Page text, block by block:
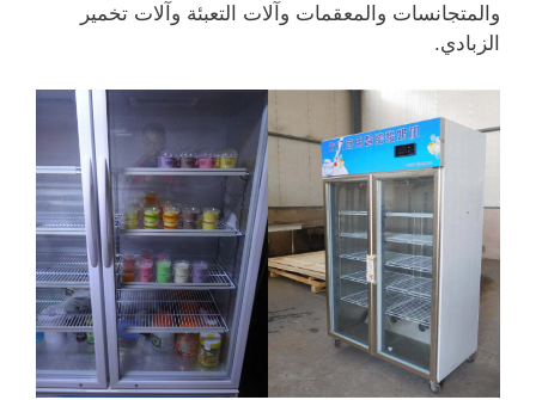
والمتجانسات والمعقمات وآلات التعبئة وآلات تخمير
الزبادي.